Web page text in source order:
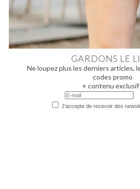
GARDONS LE
Ne loupez plus les derniers articles,
codes promo
+ contenu exclusif
J'accepte de recevoir des